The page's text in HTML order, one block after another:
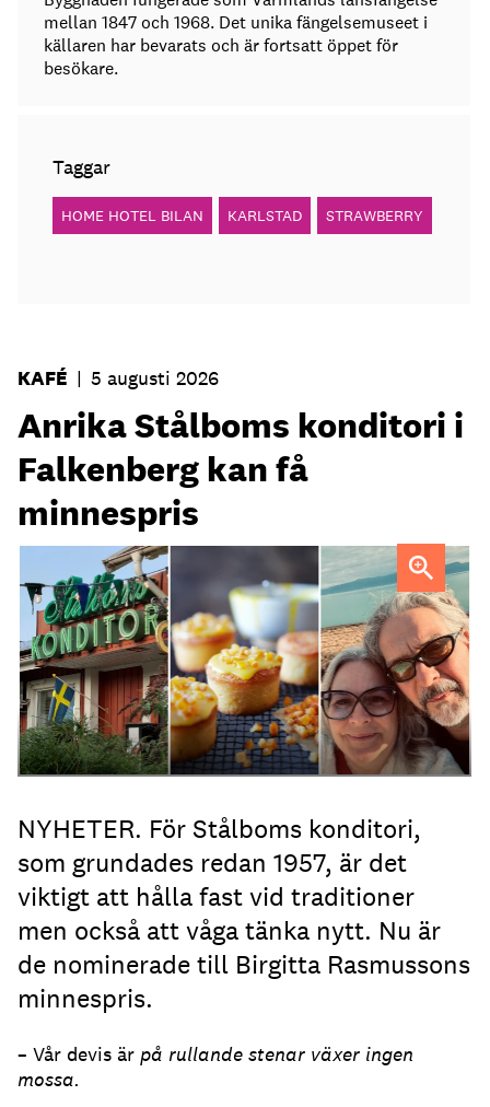
mellan 1847 och 1968. Det unika fängelsemuseet i
källaren har bevarats och är fortsatt öppet för
besökare.
Taggar
HOME HOTEL BILAN KARLSTAD STRAWBERRY
KAFÉ | 5 augusti 2026
Anrika Stålboms konditori i
Falkenberg kan få
minnespris
Heléne och Micael Stålbom
NYHETER. För Stålboms konditori,
som grundades redan 1957, är det
viktigt att hålla fast vid traditioner
men också att våga tänka nytt. Nu är
de nominerade till Birgitta Rasmussons
minnespris.
– Vår devis är på rullande stenar växer ingen
mossa.